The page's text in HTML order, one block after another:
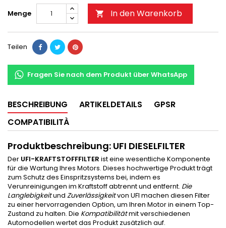
Menge
 In den Warenkorb
Teilen
Fragen Sie nach dem Produkt über WhatsApp
BESCHREIBUNG ARTIKELDETAILS
GPSR
COMPATIBILITÀ
Produktbeschreibung: UFI DIESELFILTER
Der UFI-KRAFTSTOFFFILTER ist eine wesentliche Komponente
für die Wartung Ihres Motors. Dieses hochwertige Produkt trägt
zum Schutz des Einspritzsystems bei, indem es
Verunreinigungen im Kraftstoff abtrennt und entfernt. Die
Langlebigkeitund Zuverlässigkeitvon UFI machen diesen Filter
zu einer hervorragenden Option, um Ihren Motor in einem Top-
Zustand zu halten. Die Kompatibilitätmit verschiedenen
Automodellen wertet das Produkt zusätzlich auf.